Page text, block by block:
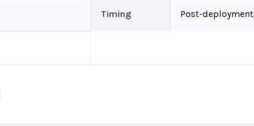
Timing Post-deployment